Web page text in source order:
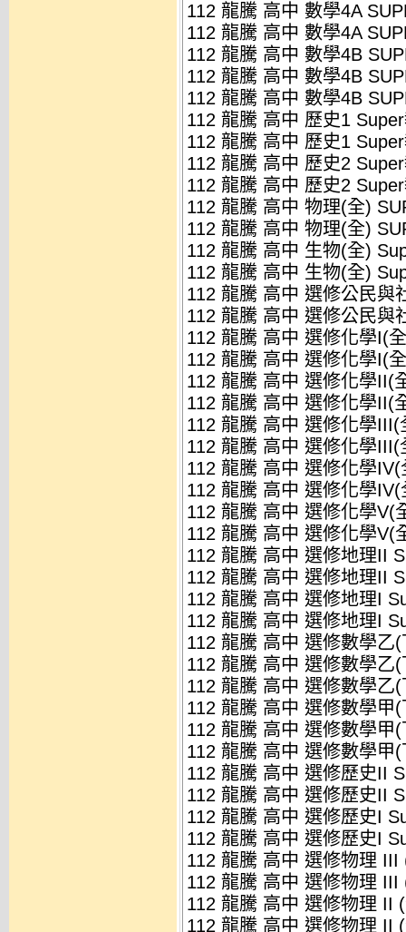
112 龍騰 高中 數學4A
112 龍騰 高中 數學4A
112 龍騰 高中 數學4B
112 龍騰 高中 數學4B
112 龍騰 高中 數學4B
112 龍騰 高中 歷史1
112 龍騰 高中 歷史1
112 龍騰 高中 歷史2
112 龍騰 高中 歷史2
112 龍騰 高中 物理(全)
112 龍騰 高中 物理(全)
112 龍騰 高中 生物(全)
112 龍騰 高中 生物(全)
112 龍騰 高中 選修公民
112 龍騰 高中 選修公民
112 龍騰 高中 選修化學I(
112 龍騰 高中 選修化學I(
112 龍騰 高中 選修化學II(
112 龍騰 高中 選修化學II(
112 龍騰 高中 選修化學
112 龍騰 高中 選修化學
112 龍騰 高中 選修化學
112 龍騰 高中 選修化學
112 龍騰 高中 選修化學V(
112 龍騰 高中 選修化學V(
112 龍騰 高中 選修地理II
112 龍騰 高中 選修地理II
112 龍騰 高中 選修地理I
112 龍騰 高中 選修地理I
112 龍騰 高中 選修數學乙
112 龍騰 高中 選修數學乙
112 龍騰 高中 選修數學乙
112 龍騰 高中 選修數學甲
112 龍騰 高中 選修數學甲
112 龍騰 高中 選修數學甲
112 龍騰 高中 選修歷史II
112 龍騰 高中 選修歷史II
112 龍騰 高中 選修歷史I
112 龍騰 高中 選修歷史I
112 龍騰 高中 選修物理
112 龍騰 高中 選修物理
112 龍騰 高中 選修物理 II
112 龍騰 高中 選修物理 II